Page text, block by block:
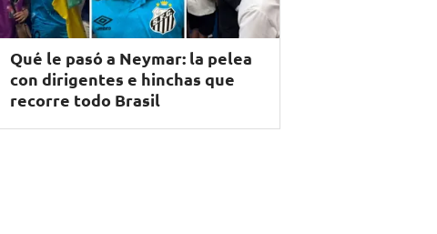
Qué le pasó a Neymar: la pelea
con dirigentes e hinchas que
recorre todo Brasil